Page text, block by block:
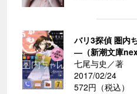
バリ3探偵 圏内
―（新潮文庫nex
七尾与史／著
2017/02/24
572円（税込）